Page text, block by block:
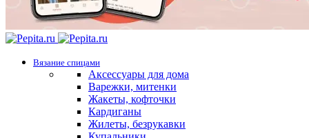
Вязание спицами
Аксессуары для дома
Варежки, митенки
Жакеты, кофточки
Кардиганы
Жилеты, безрукавки